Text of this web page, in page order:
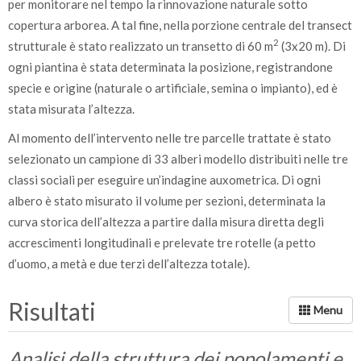
per monitorare nel tempo la rinnovazione naturale sotto
copertura arborea. A tal fine, nella porzione centrale del transect
strutturale è stato realizzato un transetto di 60 m2 (3x20 m). Di
ogni piantina è stata determinata la posizione, registrandone
specie e origine (naturale o artificiale, semina o impianto), ed è
stata misurata l’altezza.
Al momento dell’intervento nelle tre parcelle trattate è stato
selezionato un campione di 33 alberi modello distribuiti nelle tre
classi sociali per eseguire un’indagine auxometrica. Di ogni
albero è stato misurato il volume per sezioni, determinata la
curva storica dell’altezza a partire dalla misura diretta degli
accrescimenti longitudinali e prelevate tre rotelle (a petto
d’uomo, a metà e due terzi dell’altezza totale).
Risultati